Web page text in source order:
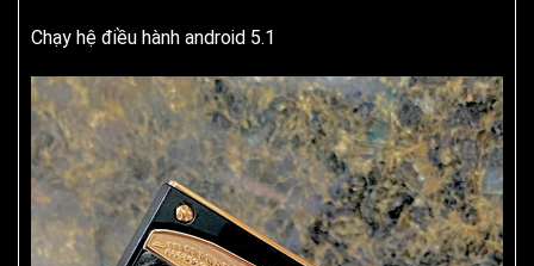
Chạy hệ điều hành android 5.1